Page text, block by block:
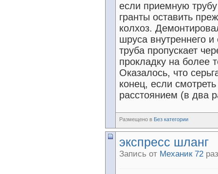
если приемную
гранты оставить
колхоз.
шруса внутреннего и
труба пропускает
прокладку на более
Оказалось, что
конец, если
расстоянием (в два
Размещено в Без категории
экспресс шланг
Запись от Механик 72